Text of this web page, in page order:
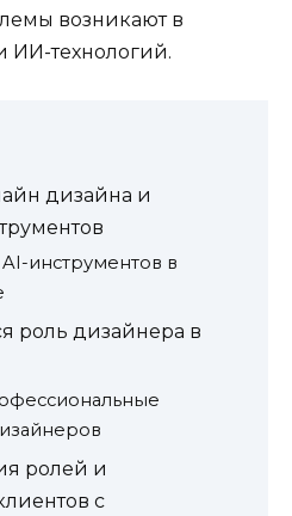
возникают в
ИИ-технологий.
дизайна и
инструментов в
роль дизайнера в
ролей и
с